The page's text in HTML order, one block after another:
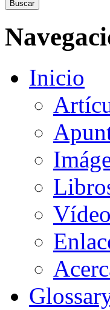
Inicio